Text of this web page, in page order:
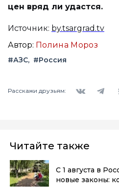
цен вряд ли удастся.
Источник: by.tsargrad.tv
Автор: Полина Мороз
#АЗС #Россия
Расскажи друзьям:
Читайте также
С 1 августа в
новые законы: